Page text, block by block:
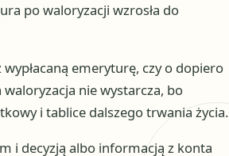
po waloryzacji wzrosła do
wypłacaną emeryturę, czy o dopiero
nie wystarcza, bo
i tablice dalszego trwania życia.
i decyzją albo informacją z konta